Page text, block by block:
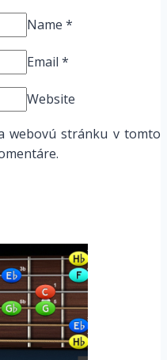
Name *
Email *
Website
webovú stránku v tomto